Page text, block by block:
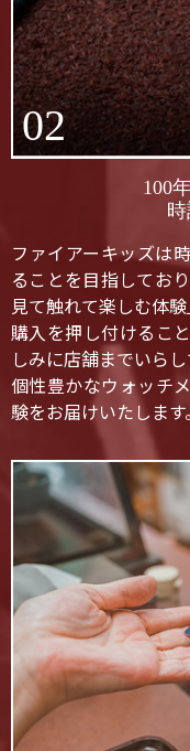
02
100
ファイアーキッズは
ることを目指してお
見て触れて楽しむ体
購入を押し付けるこ
しみに店舗までいらし
個性豊かなウォッチ
験をお届けいたします